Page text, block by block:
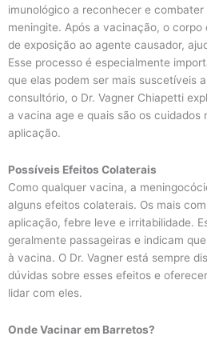
imunológico a reconhecer e
meningite. Após a vacinação, o
de exposição ao agente causador,
Esse processo é especialmente
que elas podem ser mais suscetíveis
consultório, o Dr. Vagner Chiapetti
a vacina age e quais são os cuidados
aplicação.
Possíveis Efeitos Colaterais
Como qualquer vacina, a
alguns efeitos colaterais. Os mais
aplicação, febre leve e irritabilidade.
geralmente passageiras e indicam
à vacina. O Dr. Vagner está sempre
dúvidas sobre esses efeitos e
lidar com eles.
Onde Vacinar em Barretos?